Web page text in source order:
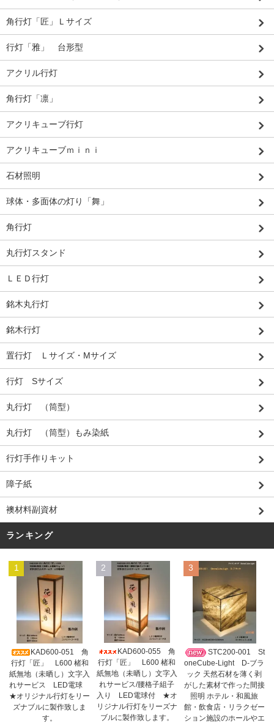
角行灯「匠」Ｌサイズ
行灯「雅」 台形型
アクリル行灯
角行灯「凛」
アクリキューブ行灯
アクリキューブｍｉｎｉ
石材照明
球体・多面体の灯り「舞」
角行灯
丸行灯スタンド
ＬＥＤ行灯
銘木丸行灯
銘木行灯
置行灯 Ｌサイズ・Mサイズ
行灯 Sサイズ
丸行灯 （筒型）
丸行灯 （筒型）もみ染紙
行灯手作りキット
障子紙
襖材料副資材
ランキング
1
KAD600-051 角
行灯「匠」 L600 楮和
紙無地（未晒し）文字入
れサービス LED電球
★オリジナル行灯をリー
ズナブルに製作致しま
す。
2
KAD600-055 角
行灯「匠」 L600 楮和
紙無地（未晒し）文字入
れサービス/腰格子組子
入り LED電球付 ★オ
リジナル行灯をリーズナ
ブルに製作致します。
3
STC200-001 St
oneCube-Light D-ブラ
ック 天然石材を薄く剥
がした素材で作った間接
照明 ホテル・和風旅
館・飲食店・リラクゼー
ション施設のホールやエ